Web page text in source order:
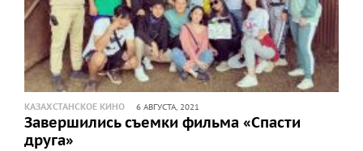
КАЗАХСТАНСКОЕ КИНО 6 АВГУСТА, 2021
Завершились съемки фильма «Спасти
друга»